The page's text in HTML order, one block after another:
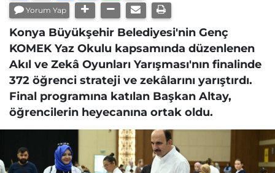
Yorum Yap
Konya Büyükşehir Belediyesi'nin Genç
KOMEK Yaz Okulu kapsamında düzenlenen
Akıl ve Zekâ Oyunları Yarışması'nın finalinde
372 öğrenci strateji ve zekâlarını yarıştırdı.
Final programına katılan Başkan Altay,
öğrencilerin heyecanına ortak oldu.